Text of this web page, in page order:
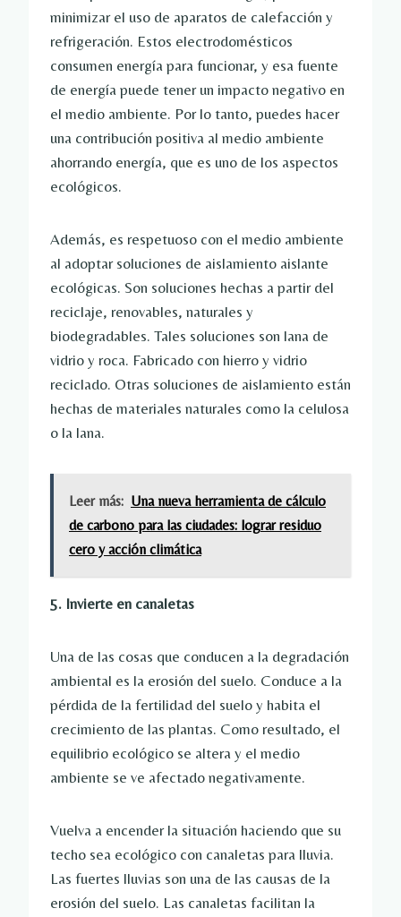
minimizar el uso de aparatos de calefacción y
refrigeración. Estos electrodomésticos
consumen energía para funcionar, y esa fuente
de energía puede tener un impacto negativo en
el medio ambiente. Por lo tanto, puedes hacer
una contribución positiva al medio ambiente
ahorrando energía, que es uno de los aspectos
ecológicos.
Además, es respetuoso con el medio ambiente
al adoptar soluciones de aislamiento aislante
ecológicas. Son soluciones hechas a partir del
reciclaje, renovables, naturales y
biodegradables. Tales soluciones son lana de
vidrio y roca. Fabricado con hierro y vidrio
reciclado. Otras soluciones de aislamiento están
hechas de materiales naturales como la celulosa
o la lana.
Leer más: Una nueva herramienta de cálculo
de carbono para las ciudades: lograr residuo
cero y acción climática
5. Invierte en canaletas
Una de las cosas que conducen a la degradación
ambiental es la erosión del suelo. Conduce a la
pérdida de la fertilidad del suelo y habita el
crecimiento de las plantas. Como resultado, el
equilibrio ecológico se altera y el medio
ambiente se ve afectado negativamente.
Vuelva a encender la situación haciendo que su
techo sea ecológico con canaletas para lluvia.
Las fuertes lluvias son una de las causas de la
erosión del suelo. Las canaletas facilitan la